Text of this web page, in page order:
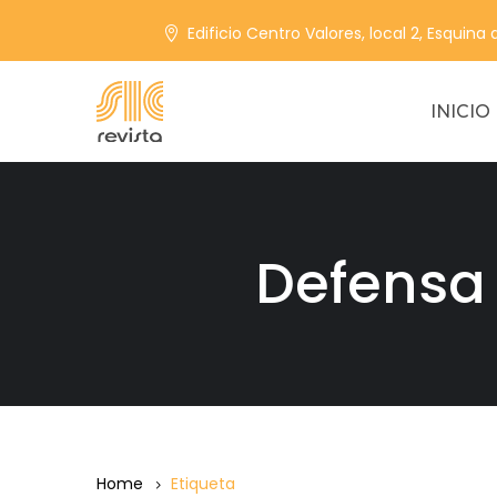
Edificio Centro Valores, local 2, Esquina
INICIO
Home Etiqueta